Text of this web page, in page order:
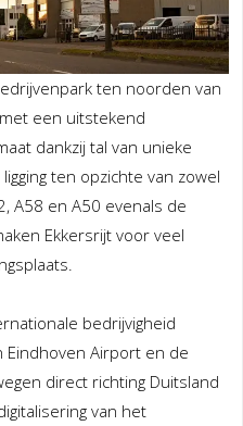
ten noorden van
een uitstekend
dankzij tal van unieke
ten opzichte van zowel
A58 en A50 evenals de
Ekkersrijt voor veel
bedrijvigheid
Airport en de
direct richting Duitsland
van het